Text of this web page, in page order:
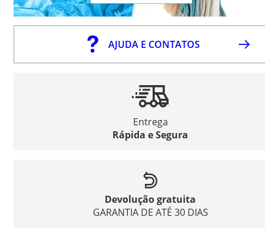
AJUDA E CONTATOS
Entrega
Rápida e Segura
Devolução gratuita
GARANTIA DE ATÉ 30 DIAS